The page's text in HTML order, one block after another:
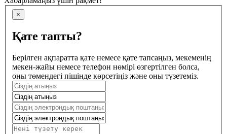
×
Қате тапты?
Берілген ақпаратта қате немесе қате тапсаңыз, мекеменің
мекен-жайы немесе телефон нөмірі өзгертілген болса,
оны төмендегі пішінде көрсетіңіз және оны түзетеміз.